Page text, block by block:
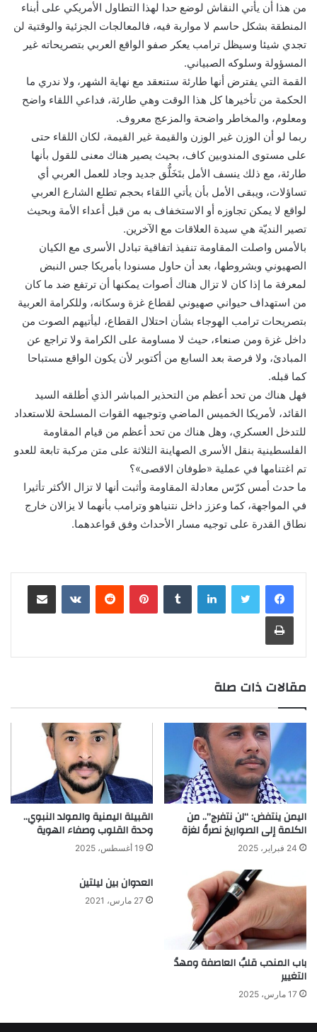
من هذا أن يأتي النقاش لوضع حدا لهذا التطاول الأمريكي على أبناء
المنطقة بشكل حاسم لا مواربة فيه، فالمعالجات الجزئية والوقتية لن
تجدي شيئا وسيظل ترامب يعكر صفو الواقع العربي بتصريحاته غير
المسؤولة وسلوكه الصبياني.
القمة التي يفترض أنها طارئة ستنعقد مع نهاية الشهر، ولا ندري ما
الحكمة من تأخيرها كل هذا الوقت وهي طارئة، فداعي اللقاء واضح
ومعلوم، والمخاطر واضحة والمزعج معروف.
ربما لو أن الوزن غير الوزن والقيمة غير القيمة، لكان اللقاء حتى
على مستوى المندوبين كاف، بحيث يصير هناك معنى للقول بأنها
طارئة، مع ذلك ينسف الأمل بتَخَلُّق جديد وجاد للعمل العربي أي
تساؤلات، ويبقى الأمل بأن يأتي اللقاء بحجم تطلع الشارع العربي
لواقع لا يمكن تجاوزه أو الاستخفاف به من قبل أعداء الأمة وبحيث
تصير النديّة هي سيدة العلاقات مع الآخرين.
بالأمس واصلت المقاومة تنفيذ اتفاقية تبادل الأسرى مع الكيان
الصهيوني وبشروطها، بعد أن حاول مسنودا بأمريكا جس النبض
لمعرفة ما إذا كان لا تزال هناك أصوات يمكنها أن ترتفع ضد ما كان
من استهداف حيواني صهيوني لقطاع غزة وسكانه، وللكرامة العربية
بتصريحات ترامب الهوجاء بشأن احتلال القطاع، ليأتيهم الصوت من
داخل غزة ومن صنعاء، حيث لا مساومة على الكرامة ولا تراجع عن
المبادئ، ولا فرصة بعد السابع من أكتوبر لأن يكون الواقع مستباحا
كما قبله.
فهل هناك من تحد أعظم من التحذير المباشر الذي أطلقه السيد
القائد، لأمريكا الخميس الماضي وتوجيهه القوات المسلحة للاستعداد
للتدخل العسكري، وهل هناك من تحد أعظم من قيام المقاومة
الفلسطينية بنقل الأسرى الصهاينة الثلاثة على متن مركبة تابعة للعدو
تم اغتنامها في عملية «طوفان الاقصى»؟
ما حدث أمس كرّس معادلة المقاومة وأثبت أنها لا تزال الأكثر تأثيرا
في المواجهة، كما وعزز داخل نتنياهو وترامب بأنهما لا يزالان خارج
نطاق القدرة على توجيه مسار الأحداث وفق قواعدهما.
لينكدإن بينتيريست
مقالات ذات صلة
اليمن ينتفض: “لن نتفرج”.. من
الكلمة إلى الصواريخ نصرةً لغزة
24 فبراير، 2025
القبيلة اليمنية والمولد النبوي..
وحدة القلوب وصفاء الهوية
19 أغسطس، 2025
باب المندب قلبُ العاصفة ومهدُ
التغيير
17 مارس، 2025
العدوان بين ليلتين
27 مارس، 2021